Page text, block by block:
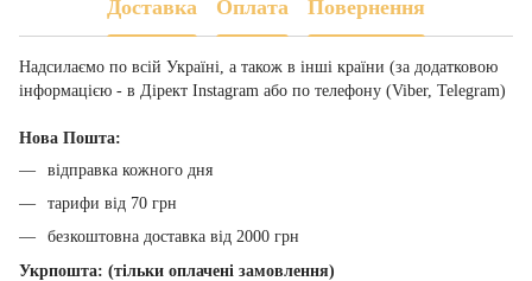
Доставка Оплата Повернення
Надсилаємо по всій Україні, а також в інші країни (за додатковою
інформацією - в Дірект Instagram або по телефону (Viber, Telegram)
Нова Пошта:
відправка кожного дня
тарифи від 70 грн
безкоштовна доставка від 2000 грн
Укрпошта: (тільки оплачені замовлення)